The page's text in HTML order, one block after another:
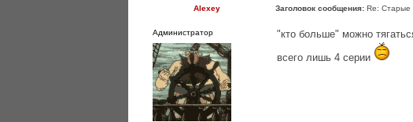
Alexey Заголовок сообщения: Re: Старые
Администратор
"кто больше" можно
всего лишь 4 серии